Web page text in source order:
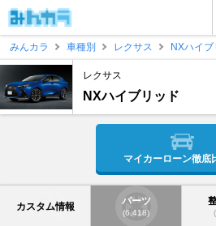
みんカラ
車種別 レクサス NXハイブ
レクサス
NXハイブリッド
マイカーローン徹底
カスタム情報 パーツ
(6,418)